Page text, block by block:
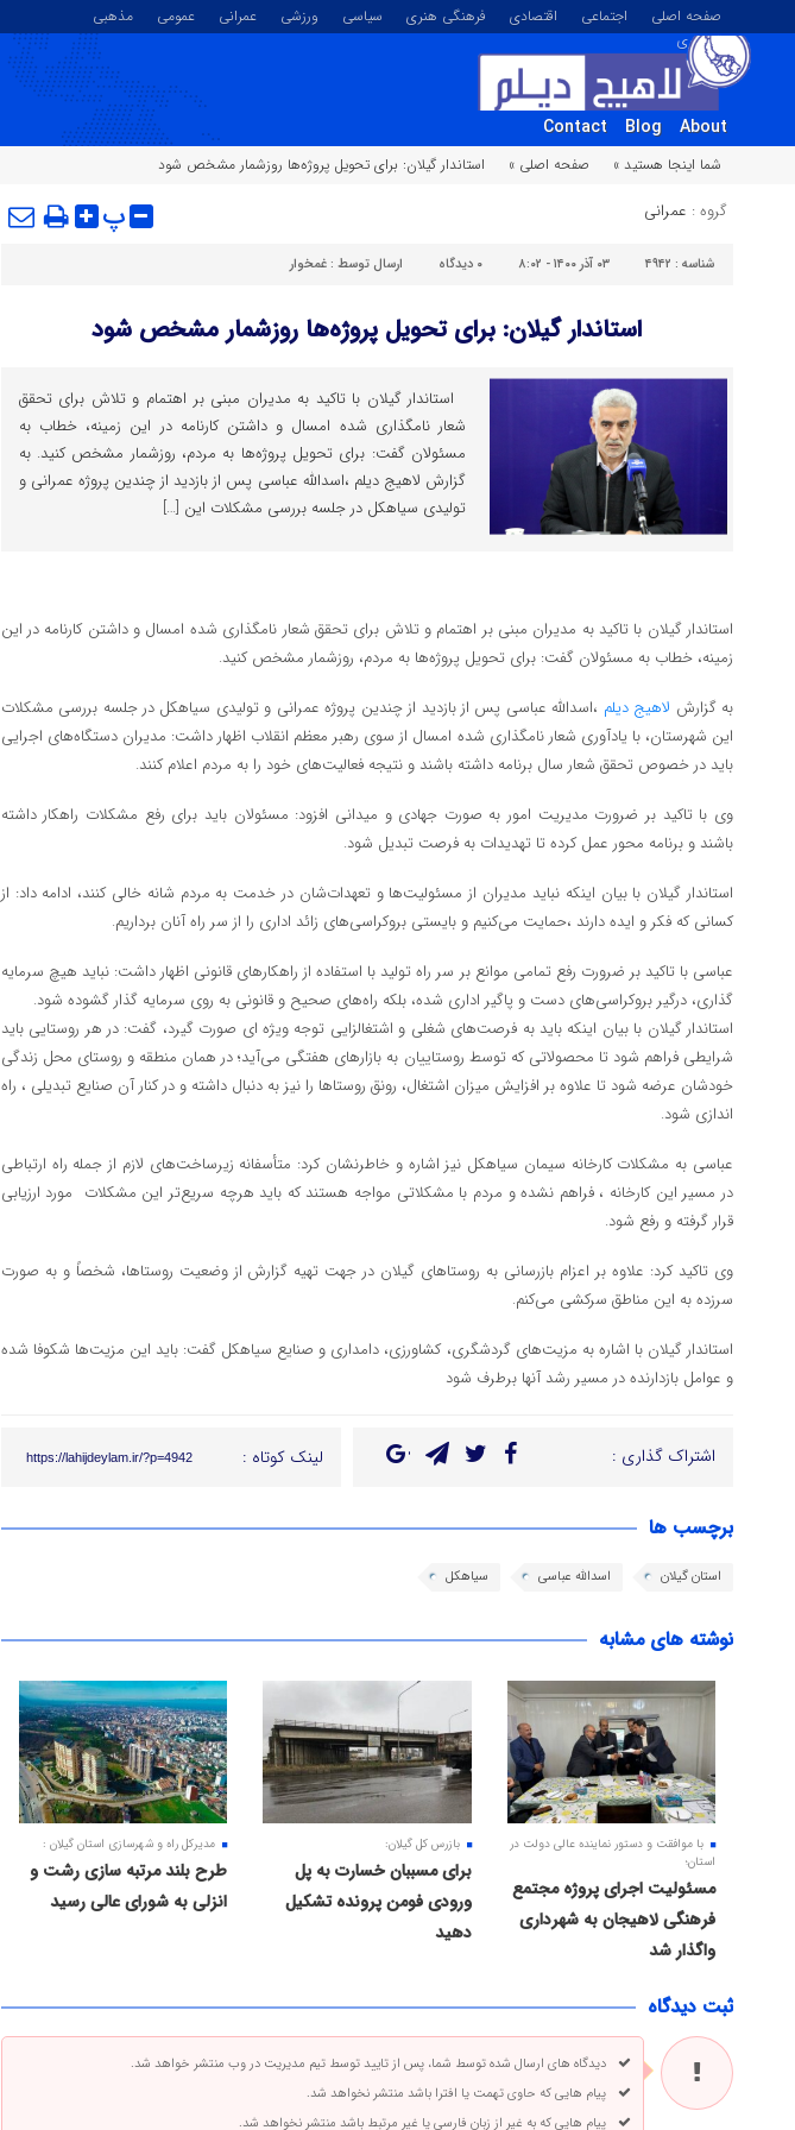
صفحه اصلی اجتماعی اقتصادی فرهنگی هنری سیاسی ورزشی عمرانی عمومی
مذهبی
تصویری
About
Blog
Contact
شما اینجا هستید »
صفحه اصلی » استاندار گیلان: برای تحویل پروژه‌ها روزشمار مشخص شود
گروه : عمرانی پ
شناسه : ۴۹۴۲ ۰۳ آذر ۱۴۰۰ - ۸:۰۲ ۰ دیدگاه ارسال توسط : غمخوار
استاندار گیلان: برای تحویل پروژه‌ها روزشمار مشخص شود
استاندار گیلان با تاکید به مدیران مبنی بر اهتمام و تلاش برای تحقق
شعار نامگذاری شده امسال و داشتن کارنامه در این زمینه، خطاب به
مسئولان گفت: برای تحویل پروژه‌ها به مردم، روزشمار مشخص کنید. به
گزارش لاهیج دیلم ،اسدالله عباسی پس از بازدید از چندین پروژه عمرانی و
تولیدی سیاهکل در جلسه بررسی مشکلات این […]
استاندار گیلان با تاکید به مدیران مبنی بر اهتمام و تلاش برای تحقق شعار نامگذاری شده امسال و داشتن کارنامه در این
زمینه، خطاب به مسئولان گفت: برای تحویل پروژه‌ها به مردم، روزشمار مشخص کنید.
به گزارش لاهیج دیلم ،اسدالله عباسی پس از بازدید از چندین پروژه عمرانی و تولیدی سیاهکل در جلسه بررسی مشکلات
این شهرستان، با یادآوری شعار نامگذاری شده امسال از سوی رهبر معظم انقلاب اظهار داشت: مدیران دستگاه‌های اجرایی
باید در خصوص تحقق شعار سال برنامه داشته باشند و نتیجه فعالیت‌های خود را به مردم اعلام کنند.
وی با تاکید بر ضرورت مدیریت امور به صورت جهادی و میدانی افزود: مسئولان باید برای رفع مشکلات راهکار داشته
باشند و برنامه محور عمل کرده تا تهدیدات به فرصت تبدیل شود.
استاندار گیلان با بیان اینکه نباید مدیران از مسئولیت‌ها و تعهدات‌شان در خدمت به مردم شانه خالی کنند، ادامه داد: از
کسانی که فکر و ایده دارند ،حمایت می‌کنیم و بایستی بروکراسی‌های زائد اداری را از سر راه آنان برداریم.
عباسی با تاکید بر ضرورت رفع تمامی موانع بر سر راه تولید با استفاده از راهکارهای قانونی اظهار داشت: نباید هیچ سرمایه
گذاری، درگیر بروکراسی‌های دست و پاگیر اداری شده، بلکه راه‌های صحیح و قانونی به روی سرمایه گذار گشوده شود.
استاندار گیلان با بیان اینکه باید به فرصت‌های شغلی و اشتغالزایی توجه ویژه ای صورت گیرد، گفت: در هر روستایی باید
شرایطی فراهم شود تا محصولاتی که توسط روستاییان به بازارهای هفتگی می‌آید؛ در همان منطقه و روستای محل زندگی
خودشان عرضه شود تا علاوه بر افزایش میزان اشتغال، رونق روستاها را نیز به دنبال داشته و در کنار آن صنایع تبدیلی ، راه
اندازی شود.
عباسی به مشکلات کارخانه سیمان سیاهکل نیز اشاره و خاطرنشان کرد: متأسفانه زیرساخت‌های لازم از جمله راه ارتباطی
در مسیر این کارخانه ، فراهم نشده و مردم با مشکلاتی مواجه هستند که باید هرچه سریع‌تر این مشکلات مورد ارزیابی
قرار گرفته و رفع شود.
وی تاکید کرد: علاوه بر اعزام بازرسانی به روستاهای گیلان در جهت تهیه گزارش از وضعیت روستاها، شخصاً و به صورت
سرزده به این مناطق سرکشی می‌کنم.
استاندار گیلان با اشاره به مزیت‌های گردشگری، کشاورزی، دامداری و صنایع سیاهکل گفت: باید این مزیت‌ها شکوفا شده
و عوامل بازدارنده در مسیر رشد آنها برطرف شود
اشتراک گذاری : لینک کوتاه : https://lahijdeylam.ir/?p=4942
برچسب ها
استان گیلان اسدالله عباسی سیاهکل
نوشته های مشابه
با موافقت و دستور نماینده عالی دولت در
استان؛
مسئولیت اجرای پروژه مجتمع
فرهنگی لاهیجان به شهرداری
واگذار شد
بازرس کل گیلان:
برای مسببان خسارت به پل
ورودی فومن پرونده تشکیل
دهید
مدیرکل راه و شهرسازی استان گیلان :
طرح بلند مرتبه‌ سازی رشت و
انزلی به شورای عالی رسید
ثبت دیدگاه
دیدگاه های ارسال شده توسط شما، پس از تایید توسط تیم مدیریت در وب منتشر خواهد شد.
پیام هایی که حاوی تهمت یا افترا باشد منتشر نخواهد شد.
پیام هایی که به غیر از زبان فارسی یا غیر مرتبط باشد منتشر نخواهد شد.